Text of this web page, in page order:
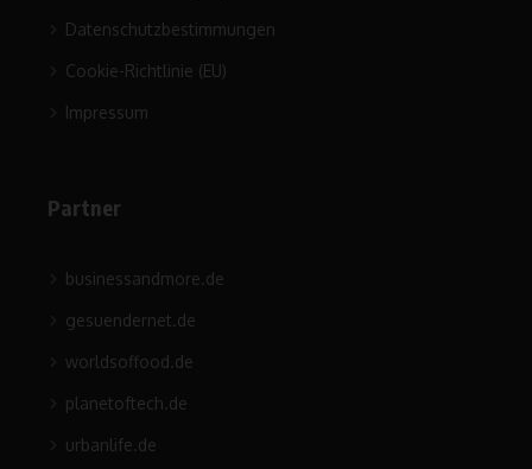
Datenschutzbestimmungen
Cookie-Richtlinie (EU)
Impressum
Partner
businessandmore.de
gesuendernet.de
worldsoffood.de
planetoftech.de
urbanlife.de